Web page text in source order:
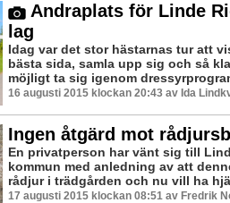
Andraplats för Linde
lag
Idag var det stor hästarnas tur att
bästa sida, samla upp sig och så
möjligt ta sig igenom
16 augusti 2015 klockan 20:43 av Ida
Ingen åtgärd mot
En privatperson har vänt sig till
kommun med anledning av att
rådjur i trädgården och nu vill ha
17 augusti 2015 klockan 08:51 av Fredrik